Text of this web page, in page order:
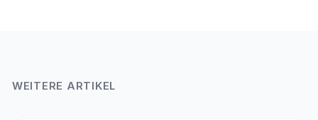
WEITERE ARTIKEL